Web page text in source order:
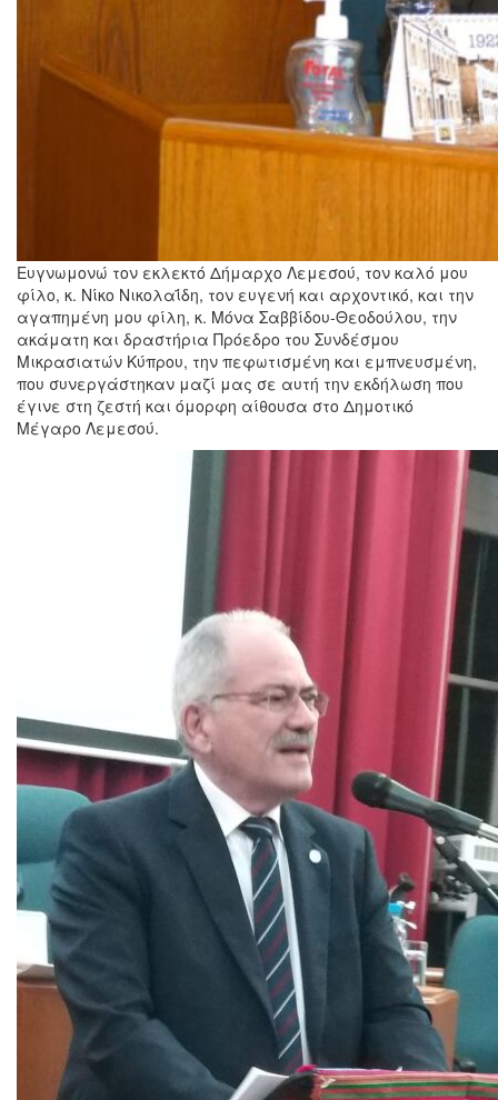
Ευγνωμονώ τον εκλεκτό Δήμαρχο Λεμεσού, τον καλό μου
φίλο, κ. Νίκο Νικολαΐδη, τον ευγενή και αρχοντικό, και την
αγαπημένη μου φίλη, κ. Μόνα Σαββίδου-Θεοδούλου, την
ακάματη και δραστήρια Πρόεδρο του Συνδέσμου
Μικρασιατών Κύπρου, την πεφωτισμένη και εμπνευσμένη,
που συνεργάστηκαν μαζί μας σε αυτή την εκδήλωση που
έγινε στη ζεστή και όμορφη αίθουσα στο Δημοτικό
Μέγαρο Λεμεσού.